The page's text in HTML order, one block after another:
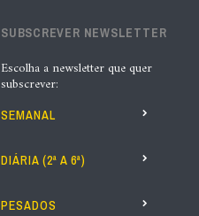
SUBSCREVER NEWSLETTER
Escolha a newsletter que quer
subscrever:
SEMANAL
DIÁRIA (2ª A 6ª)
PESADOS